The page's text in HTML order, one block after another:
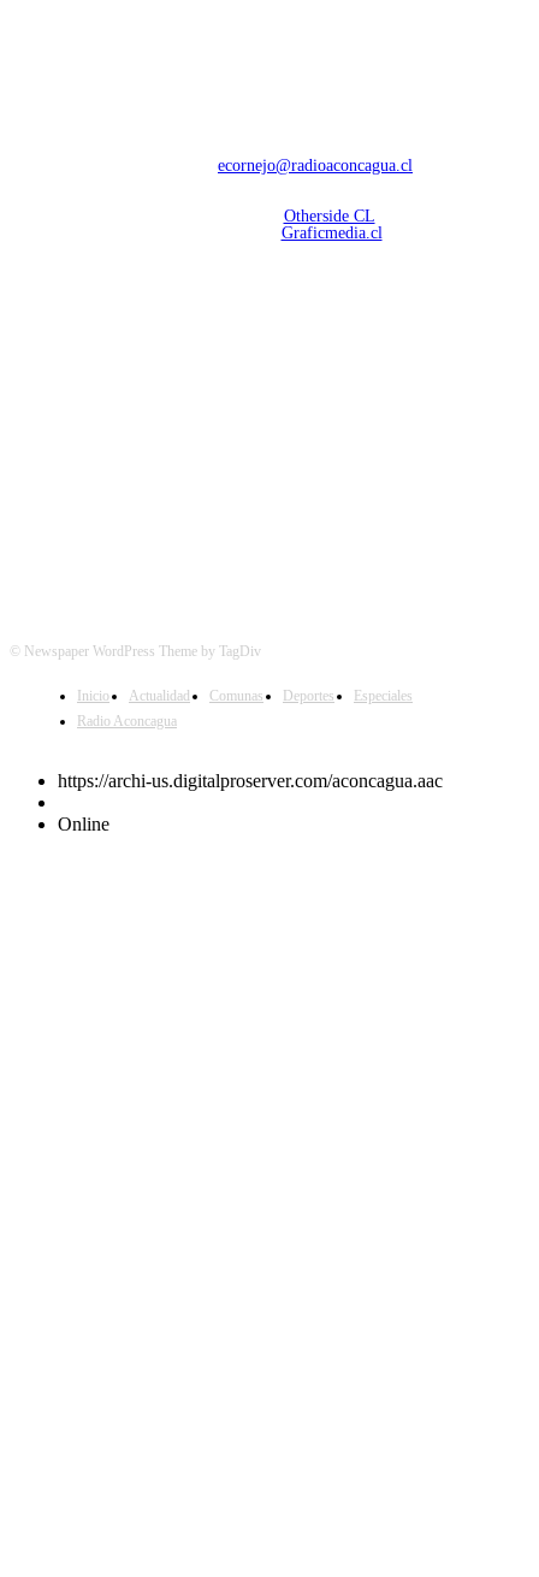
ecornejo@radioaconcagua.cl
Otherside CL
Graficmedia.cl
© Newspaper WordPress Theme by TagDiv
Inicio Actualidad Comunas Deportes
Especiales
Radio Aconcagua
https://archi-us.digitalproserver.com/aconcagua.aac
Online